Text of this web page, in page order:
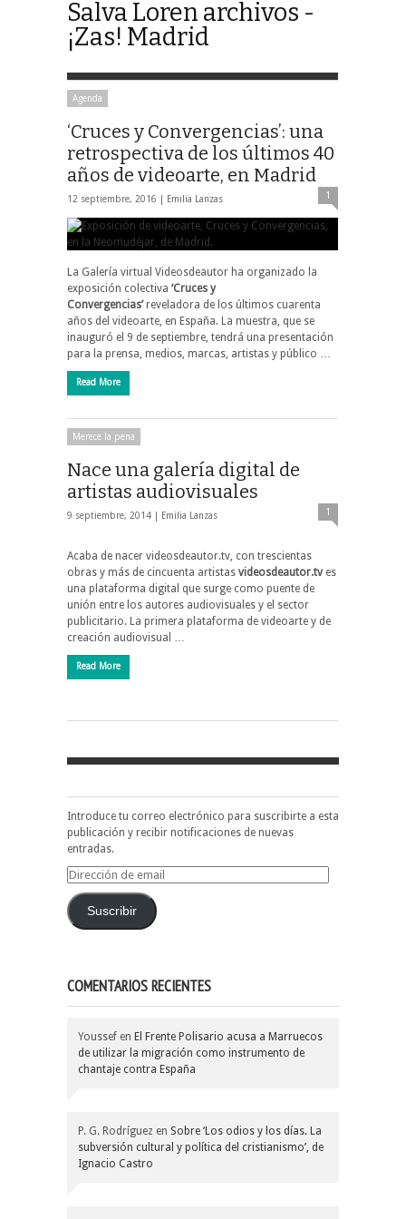
Salva Loren archivos -
¡Zas! Madrid
Agenda
‘Cruces y Convergencias’: una
retrospectiva de los últimos 40
años de videoarte, en Madrid
12 septiembre, 2016 | Emilia Lanzas 1
La Galería virtual Videosdeautor ha organizado la
exposición colectiva ‘Cruces y
Convergencias’reveladora de los últimos cuarenta
años del videoarte, en España. La muestra, que se
inauguró el 9 de septiembre, tendrá una presentación
para la prensa, medios, marcas, artistas y público …
Read More
Merece la pena
Nace una galería digital de
artistas audiovisuales
9 septiembre, 2014 | Emilia Lanzas 1
Acaba de nacer videosdeautor.tv, con trescientas
obras y más de cincuenta artistas videosdeautor.tv es
una plataforma digital que surge como puente de
unión entre los autores audiovisuales y el sector
publicitario. La primera plataforma de videoarte y de
creación audiovisual …
Read More
Introduce tu correo electrónico para suscribirte a esta
publicación y recibir notificaciones de nuevas
entradas.
Dirección
emailSuscribir
COMENTARIOS RECIENTES
Youssef en El Frente Polisario acusa a Marruecos
de utilizar la migración como instrumento de
chantaje contra España
P. G. Rodríguez en Sobre ‘Los odios y los días. La
subversión cultural y política del cristianismo’, de
Ignacio Castro